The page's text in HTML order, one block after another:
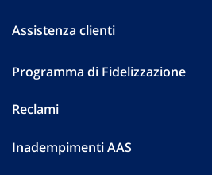
Assistenza clienti
Programma di Fidelizzazione
Reclami
Inadempimenti AAS